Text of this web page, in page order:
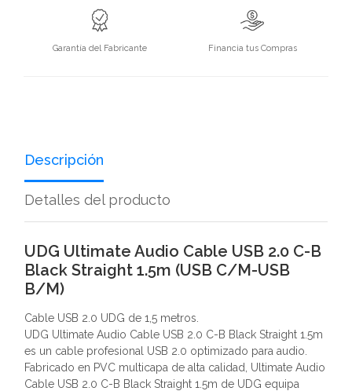
Garantía del Fabricante Financia tus Compras
Descripción
Detalles del producto
UDG Ultimate Audio Cable USB 2.0 C-B
Black Straight 1.5m (USB C/M-USB
B/M)
Cable USB 2.0 UDG de 1,5 metros.
UDG Ultimate Audio Cable USB 2.0 C-B Black Straight 1.5m
es un cable profesional USB 2.0 optimizado para audio.
Fabricado en PVC multicapa de alta calidad, Ultimate Audio
Cable USB 2.0 C-B Black Straight 1.5m de UDG equipa